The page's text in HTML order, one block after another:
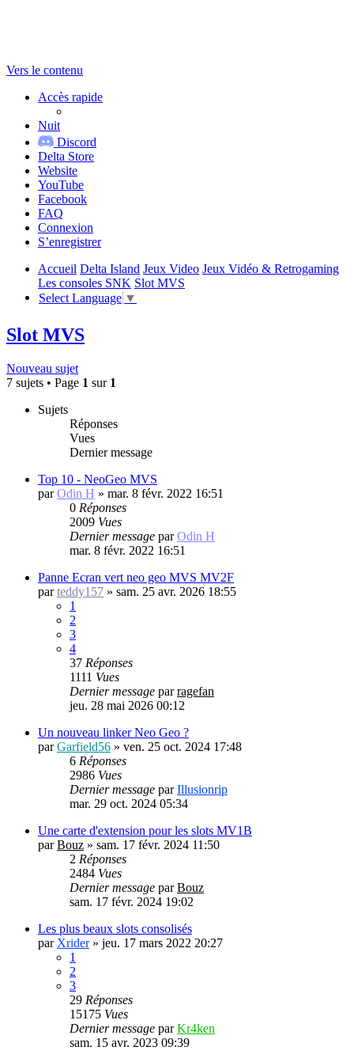
Vers le contenu
Accès rapide
Nuit
Discord
Delta Store
Website
YouTube
Facebook
FAQ
Connexion
S’enregistrer
Accueil Delta Island Jeux Video Jeux Vidéo & Retrogaming
Les consoles SNK Slot MVS
Select Language ▼
Slot MVS
Nouveau sujet
7 sujets • Page 1 sur 1
Sujets
Réponses
Vues
Dernier message
Top 10 - NeoGeo MVS
parOdin H » mar. 8 févr. 2022 16:51
0 Réponses
2009 Vues
Dernier message parOdin H
mar. 8 févr. 2022 16:51
Panne Ecran vert neo geo MVS MV2F
parteddy157 » sam. 25 avr. 2026 18:55
1
2
3
4
37 Réponses
1111 Vues
Dernier message parragefan
jeu. 28 mai 2026 00:12
Un nouveau linker Neo Geo ?
parGarfield56 » ven. 25 oct. 2024 17:48
6 Réponses
2986 Vues
Dernier message parIllusionrip
mar. 29 oct. 2024 05:34
Une carte d'extension pour les slots MV1B
parBouz » sam. 17 févr. 2024 11:50
2 Réponses
2484 Vues
Dernier message parBouz
sam. 17 févr. 2024 19:02
Les plus beaux slots consolisés
par Xrider» jeu. 17 mars 2022 20:27
1
2
3
29 Réponses
15175 Vues
Dernier message parKr4ken
sam. 15 avr. 2023 09:39